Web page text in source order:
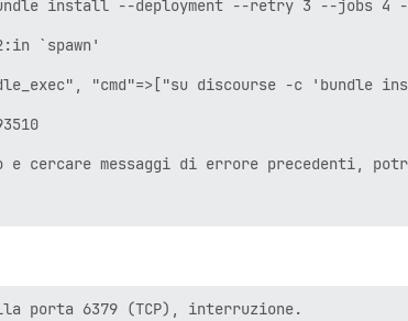
install --deployment --retry 3 --
`spawn'
"cmd"=>["su discourse -c
cercare messaggi di errore precedenti,
porta 6379 (TCP), interruzione.